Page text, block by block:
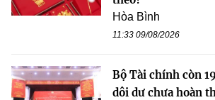
Hòa Bình
11:33 09/08/2026
Bộ Tài chính còn
dôi dư chưa hoàn